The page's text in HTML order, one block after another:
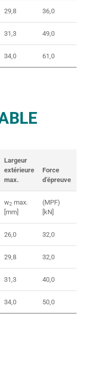
29,8 36,0
31,3 49,0
34,0 61,0
Largeur
extérieure
max.
Force
d’épreuve
w2 max.
[mm]
(MPF)
[kN]
26,0 32,0
29,8 32,0
31,3 40,0
34,0 50,0